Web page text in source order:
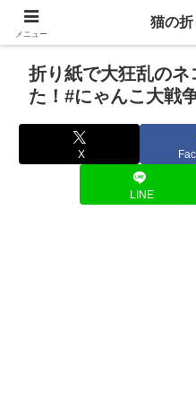
折り紙で大狂乱の
た！#にゃんこ大戦
X
LINE
メニュー
猫の